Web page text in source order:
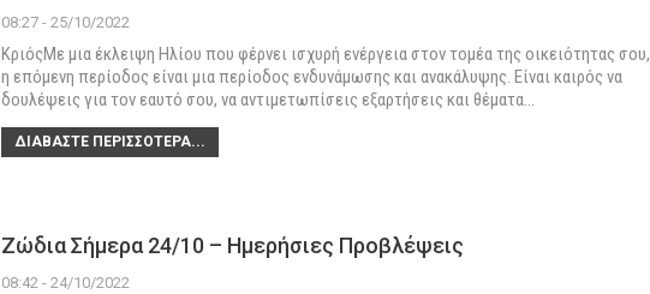
08:27 - 25/10/2022
ΚριόςΜε μια έκλειψη Ηλίου που φέρνει ισχυρή ενέργεια στον τομέα της οικειότητας σου,
η επόμενη περίοδος είναι μια περίοδος ενδυνάμωσης και ανακάλυψης. Είναι καιρός να
δουλέψεις για τον εαυτό σου, να αντιμετωπίσεις εξαρτήσεις και θέματα…
ΔΙΑΒΆΣΤΕ ΠΕΡΙΣΣΌΤΕΡΑ...
Ζώδια Σήμερα 24/10 – Ημερήσιες Προβλέψεις
08:42 - 24/10/2022